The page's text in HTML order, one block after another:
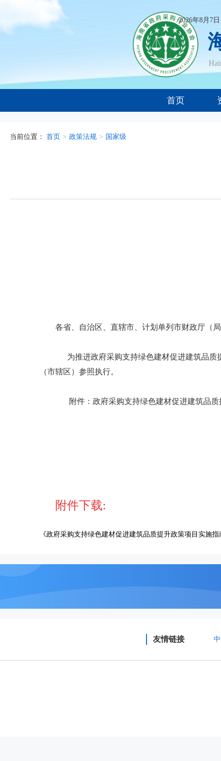
2026年8月7
首页
当前位置： 首页 > 政策法规 > 国家级
各省、自治区、直辖市、计划单列市财政厅（
为推进政府采购支持绿色建材促进建筑品质
（市辖区）参照执行。
附件：政府采购支持绿色建材促进建筑品质
附件下载:
《政府采购支持绿色建材促进建筑品质提升政策项目实施指
友情链接